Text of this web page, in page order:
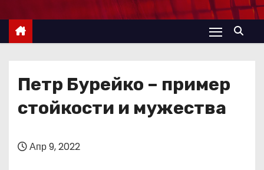
ж
Петр Бурейко – пример
стойкости и мужества
Апр 9, 2022